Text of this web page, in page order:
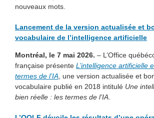
nouveaux mots.
Lancement de la version actualisée et
vocabulaire de l’intelligence artificielle
Montréal, le 7 mai 2026. – L’Office
française présente L’intelligence artificielle
termes de l’IA , une version actualisée et
vocabulaire publié en 2018 intitulé Une
bien réelle : les termes de l’IA